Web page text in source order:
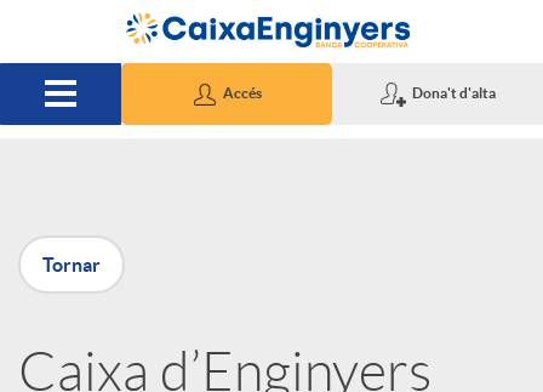
Salta al contingut principal
Accés Dona't d'alta
P
u
Tornar
Caixa d’Enginyers